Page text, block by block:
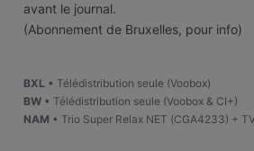
avant le journal.
(Abonnement de Bruxelles, pour info)
BXL • Télédistribution seule (Voobox)
BW• Télédistribution seule (Voobox & CI+)
NAM • Trio Super Relax NET (CGA4233) +